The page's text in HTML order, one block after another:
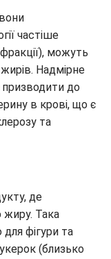
частіше
можуть
жирів. Надмірне
до
в крові, що є
та
де
жиру. Така
фігури та
(близько